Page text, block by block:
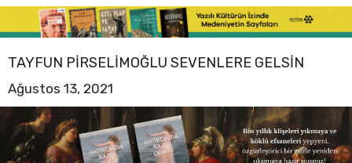
TAYFUN PIRSELIMOĞLU SEVENLERE GELSIN
Ağustos 13, 2021